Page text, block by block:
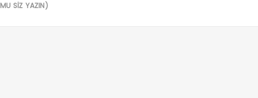
SİZ YAZIN)